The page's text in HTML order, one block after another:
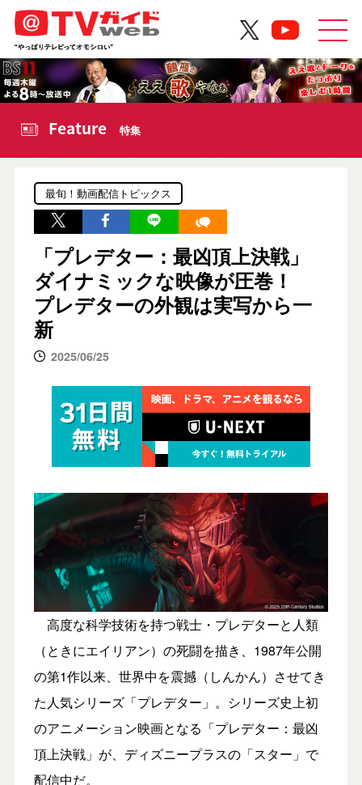
Feature 特集
最旬！動画配信トピックス
「プレデター：最凶頂上決戦」
ダイナミックな映像が圧巻！
プレデターの外観は実写から一
新
2025/06/25
高度な科学技術を持つ戦士・プレデターと人類
（ときにエイリアン）の死闘を描き、1987年公開
の第1作以来、世界中を震撼（しんかん）させてき
た人気シリーズ「プレデター」。シリーズ史上初
のアニメーション映画となる「プレデター：最凶
頂上決戦」が、ディズニープラスの「スター」で
配信中だ。